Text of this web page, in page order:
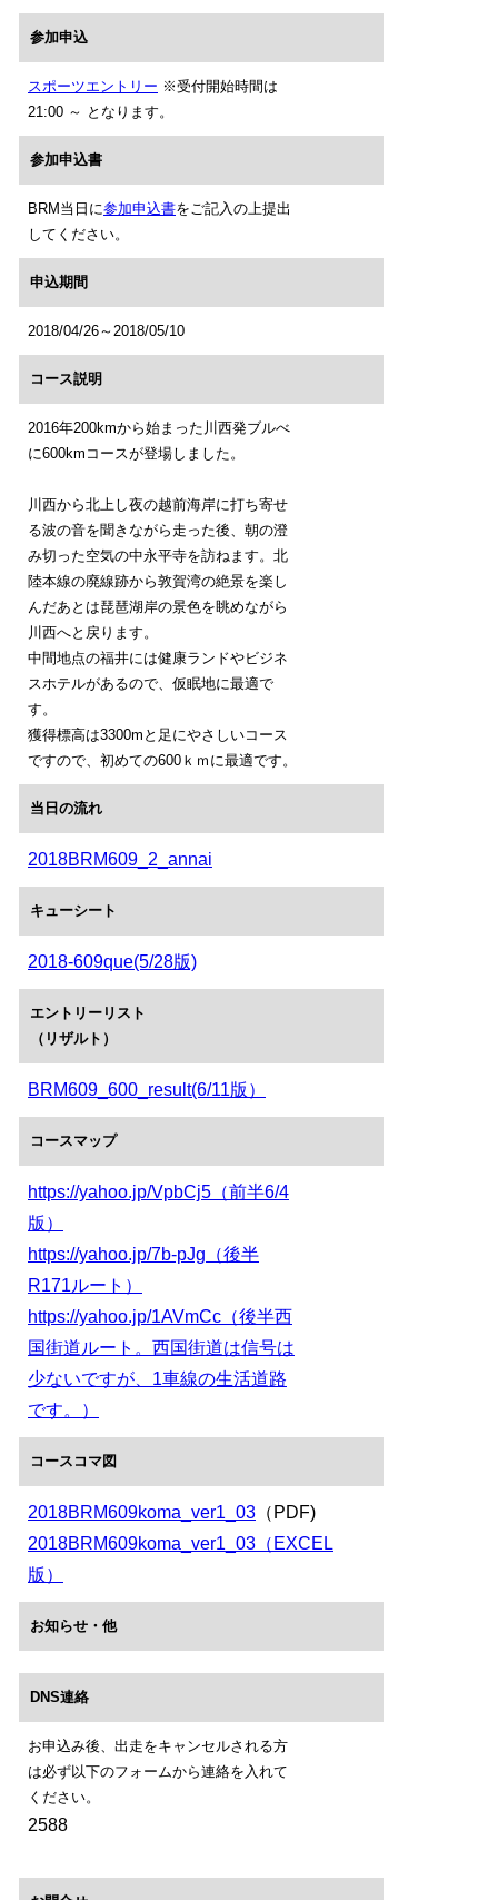
参加申込
スポーツエントリー ※受付開始時間は
21:00 ～ となります。
参加申込書
BRM当日に参加申込書をご記入の上提出
してください。
申込期間
2018/04/26～2018/05/10
コース説明
2016年200kmから始まった川西発ブルべ
に600kmコースが登場しました。
川西から北上し夜の越前海岸に打ち寄せ
る波の音を聞きながら走った後、朝の澄
み切った空気の中永平寺を訪ねます。北
陸本線の廃線跡から敦賀湾の絶景を楽し
んだあとは琵琶湖岸の景色を眺めながら
川西へと戻ります。
中間地点の福井には健康ランドやビジネ
スホテルがあるので、仮眠地に最適で
す。
獲得標高は3300mと足にやさしいコース
ですので、初めての600ｋｍに最適です。
当日の流れ
2018BRM609_2_annai
キューシート
2018-609que(5/28版)
エントリーリスト
（リザルト）
BRM609_600_result(6/11版）
コースマップ
https://yahoo.jp/VpbCj5（前半6/4
版）
https://yahoo.jp/7b-pJg（後半
R171ルート）
https://yahoo.jp/1AVmCc（後半西
国街道ルート。西国街道は信号は
少ないですが、1車線の生活道路
です。）
コースコマ図
2018BRM609koma_ver1_03 （PDF)
2018BRM609koma_ver1_03（EXCEL
版）
お知らせ・他
DNS連絡
お申込み後、出走をキャンセルされる方
は必ず以下のフォームから連絡を入れて
ください。
2588